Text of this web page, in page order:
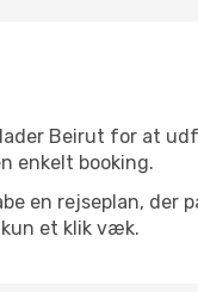
Beirut for at
enkelt booking.
en rejseplan, der
et klik væk.